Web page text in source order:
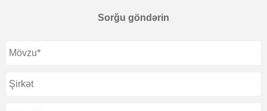
Sorğu göndərin